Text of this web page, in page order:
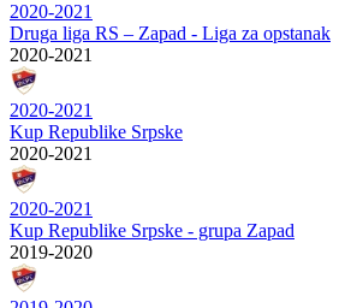
2020-2021
Druga liga RS – Zapad - Liga za opstanak
2020-2021
2020-2021
Kup Republike Srpske
2020-2021
2020-2021
Kup Republike Srpske - grupa Zapad
2019-2020